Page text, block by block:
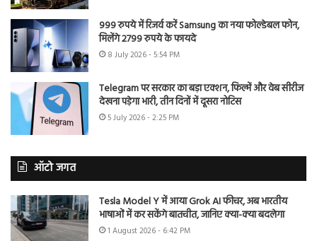
999 रुपये में रिजर्व करें Samsung का नया फोल्डेबल फोन,
मिलेंगे 2799 रुपये के फायदे
8 July 2026 - 5:54 PM
Telegram पर सरकार का बड़ा एक्शन, फिल्में और वेब सीरीज
देखना पड़ेगा भारी, तीन दिनों में दूसरा नोटिस
5 July 2026 - 2:25 PM
ऑटो जगत
Tesla Model Y में आया Grok AI फीचर, अब भारतीय
भाषाओं में कर सकेंगे बातचीत, जानिए क्या-क्या बदलेगा
1 August 2026 - 6:42 PM